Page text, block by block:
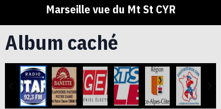
Marseille vue du Mt St CYR
Album caché